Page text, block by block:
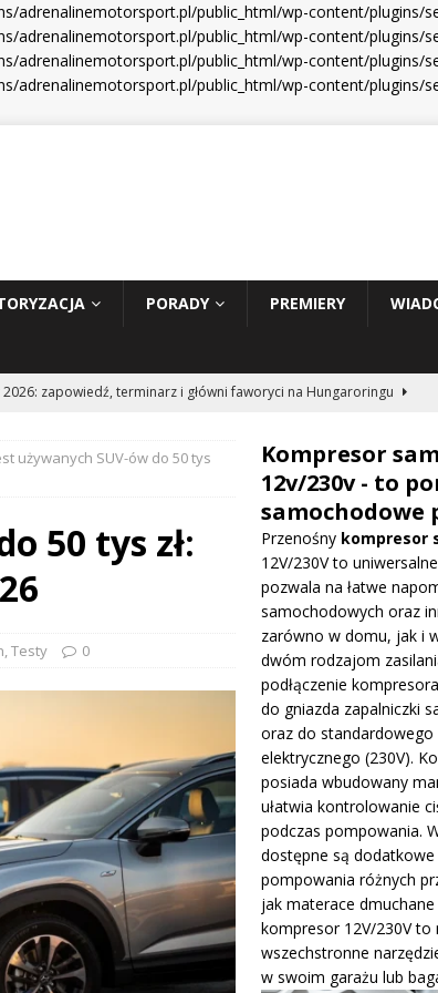
adrenalinemotorsport.pl/public_html/wp-content/
adrenalinemotorsport.pl/public_html/wp-content/
adrenalinemotorsport.pl/public_html/wp-content/
adrenalinemotorsport.pl/public_html/wp-content/
PORADY PREMIERY
2026: zapowiedź, terminarz i główni faworyci na Hungaroringu
2: Tom Cruise wraca za kierownicę NASCAR
WIADOMOŚCI
dużą aktualizację na GP Węgier i testuje skrzydło Macarena
IndyCar w Nashville i ucieka w mistrzostwach
WIADOMOŚCI
– osiągi, wersje silnikowe i pierwsze wrażenia z jazdy testowej
używanych SUV-ów do 50 tys
50 tys zł:
,Testy 0
Kompresor
12v/230v - to
samochodowe
Przenośny kompresor
12V/230V to
pozwala na łatwe
samochodowych oraz
zarówno w domu, jak i
dwóm rodzajom
podłączenie
do gniazda zapalniczki
oraz do standardowego
elektrycznego (230V).
posiada wbudowany
ułatwia kontrolowanie
podczas pompowania.
dostępne są
pompowania różnych
jak materace dmuchane
kompresor 12V/230V to
wszechstronne
w swoim garażu lub